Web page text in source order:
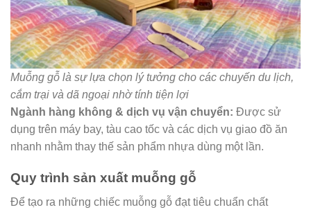
Muỗng gỗ là sự lựa chọn lý tưởng cho các chuyến du lịch,
cắm trại và dã ngoại nhờ tính tiện lợi
Ngành hàng không & dịch vụ vận chuyển: Được sử
dụng trên máy bay, tàu cao tốc và các dịch vụ giao đồ ăn
nhanh nhằm thay thế sản phẩm nhựa dùng một lần.
Quy trình sản xuất muỗng gỗ
Để tạo ra những chiếc muỗng gỗ đạt tiêu chuẩn chất